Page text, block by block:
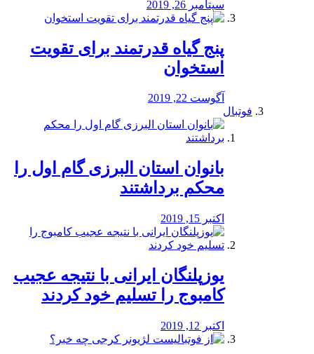
سپتامبر 26, 2019
پنج گیاه قدرتمند برای تقویت
استخوان
آگوست 22, 2019
فوتبال
بانوان استان البرزی گام اول را
محكم برداشتند
اکتبر 15, 2019
یوزپلنگان ایرانی با نتیجه عجیب
کامبوج را تسلیم خود کردند
اکتبر 12, 2019